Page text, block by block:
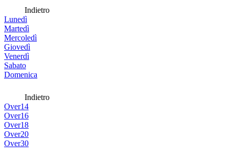
Indietro
Lunedì
Martedì
Mercoledì
Giovedì
Venerdì
Sabato
Domenica
Indietro
Over14
Over16
Over18
Over20
Over30